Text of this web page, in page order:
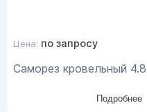
Цена: по запросу
Саморез кровельный
Подробнее